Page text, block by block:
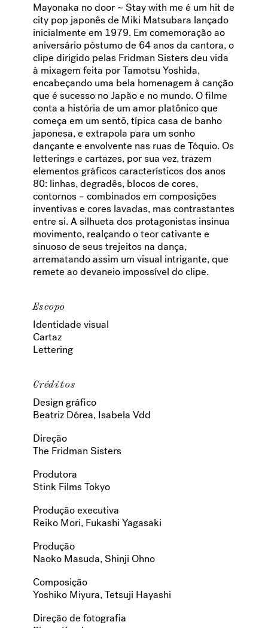
Mayonaka no door ~ Stay with me é um hit de
city pop japonês de Miki Matsubara lançado
inicialmente em 1979. Em comemoração ao
aniversário póstumo de 64 anos da cantora, o
clipe dirigido pelas Fridman Sisters deu vida
à mixagem feita por Tamotsu Yoshida,
encabeçando uma bela homenagem à canção
que é sucesso no Japão e no mundo. O filme
conta a história de um amor platônico que
começa em um sentō, típica casa de banho
japonesa, e extrapola para um sonho
dançante e envolvente nas ruas de Tóquio. Os
letterings e cartazes, por sua vez, trazem
elementos gráficos característicos dos anos
80: linhas, degradês, blocos de cores,
contornos – combinados em composições
inventivas e cores lavadas, mas contrastantes
entre si. A silhueta dos protagonistas insinua
movimento, realçando o teor cativante e
sinuoso de seus trejeitos na dança,
arrematando assim um visual intrigante, que
remete ao devaneio impossível do clipe.
Escopo
Identidade visual
Cartaz
Lettering
Créditos
Design gráfico
Beatriz Dórea, Isabela Vdd
Direção
The Fridman Sisters
Produtora
Stink Films Tokyo
Produção executiva
Reiko Mori, Fukashi Yagasaki
Produção
Naoko Masuda, Shinji Ohno
Composição
Yoshiko Miyura, Tetsuji Hayashi
Direção de fotografia